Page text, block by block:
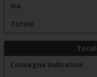
Iva
Totale
Consegna indicativa